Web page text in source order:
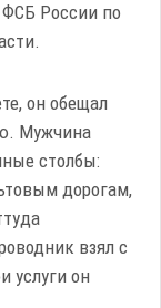
ФСБ России по
он обещал
Мужчина
столбы:
дорогам,
взял с
услуги он